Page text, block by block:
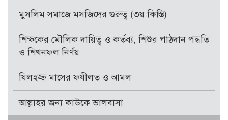
মুসলিম সমাজে মসজিদের গুরুত্ব (৩য় কিস্তি)
শিক্ষকের মৌলিক দায়িত্ব ও কর্তব্য, শিশুর পাঠদান পদ্ধতি
ও শিখনফল নির্ণয়
যিলহজ্জ মাসের ফযীলত ও আমল
আল্লাহর জন্য কাউকে ভালবাসা